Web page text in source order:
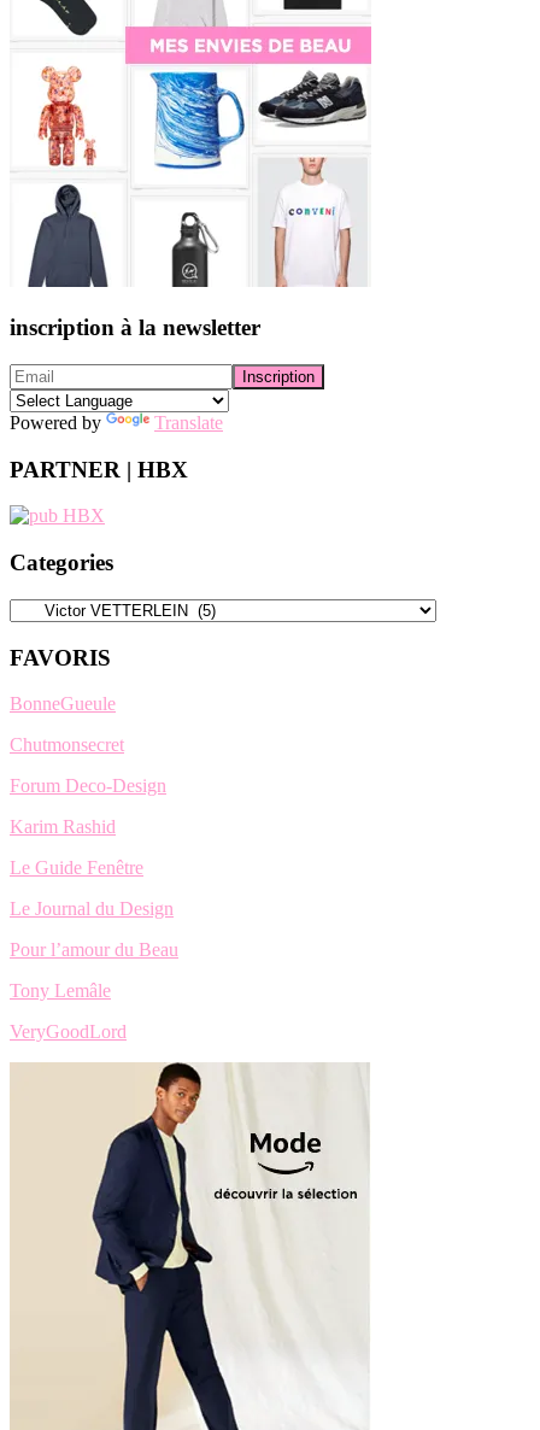
inscription à la newsletter
Powered by Translate
PARTNER | HBX
Categories
Categories
FAVORIS
BonneGueule
Chutmonsecret
Forum Deco-Design
Karim Rashid
Le Guide Fenêtre
Le Journal du Design
Pour l’amour du Beau
Tony Lemâle
VeryGoodLord